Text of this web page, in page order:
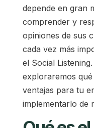
depende en gran
comprender y
opiniones de sus
cada vez más
el Social
exploraremos
ventajas para tu
implementarlo de